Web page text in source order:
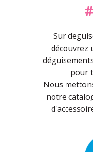
#
Sur
découvrez
pour
Nous
notre